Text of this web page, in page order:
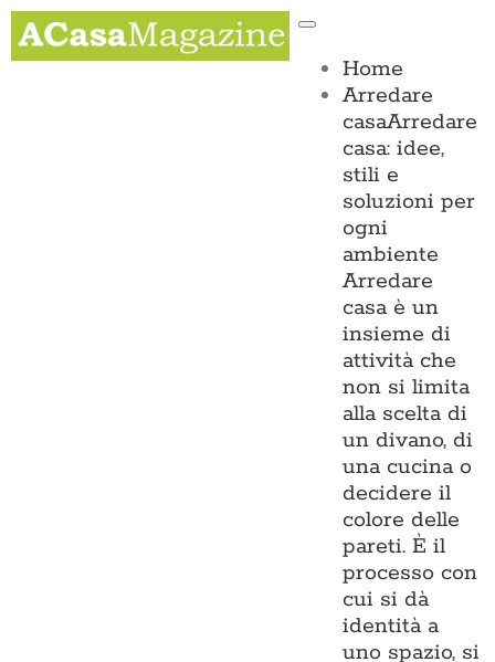
Salta
contenuto
Toggle
Home
Arredare
casaArredare
casa: idee,
stili e
soluzioni per
ogni
ambiente
Arredare
casa è un
insieme di
attività che
non si limita
alla scelta di
un divano, di
una cucina o
decidere il
colore delle
pareti. È il
processo con
cui si dà
identità a
uno spazio, si